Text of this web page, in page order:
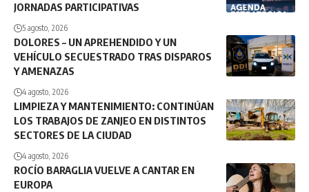
JORNADAS PARTICIPATIVAS
5 agosto, 2026
DOLORES – UN APREHENDIDO Y UN
VEHÍCULO SECUESTRADO TRAS DISPAROS
Y AMENAZAS
4 agosto, 2026
LIMPIEZA Y MANTENIMIENTO: CONTINÚAN
LOS TRABAJOS DE ZANJEO EN DISTINTOS
SECTORES DE LA CIUDAD
4 agosto, 2026
ROCÍO BARAGLIA VUELVE A CANTAR EN
EUROPA